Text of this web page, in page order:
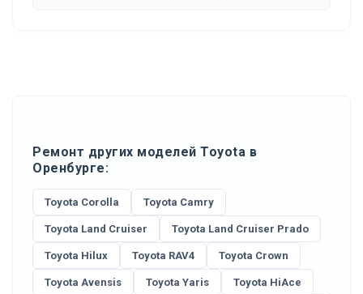
Ремонт других моделей Toyota в
Оренбурге:
Toyota Corolla Toyota Camry
Toyota Land Cruiser Toyota Land Cruiser Prado
Toyota Hilux Toyota RAV4 Toyota Crown
Toyota Avensis Toyota Yaris Toyota HiAce